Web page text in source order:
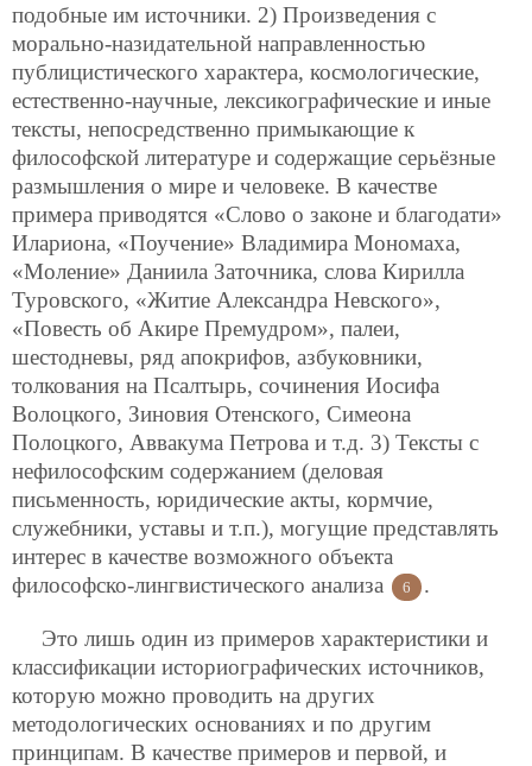
подобные им источники. 2) Произведения с
морально-назидательной направленностью
публицистического характера, космологические,
естественно-научные, лексикографические и иные
тексты, непосредственно примыкающие к
философской литературе и содержащие серьёзные
размышления о мире и человеке. В качестве
примера приводятся «Слово о законе и благодати»
Илариона, «Поучение» Владимира Мономаха,
«Моление» Даниила Заточника, слова Кирилла
Туровского, «Житие Александра Невского»,
«Повесть об Акире Премудром», палеи,
шестодневы, ряд апокрифов, азбуковники,
толкования на Псалтырь, сочинения Иосифа
Волоцкого, Зиновия Отенского, Симеона
Полоцкого, Аввакума Петрова и т.д. 3) Тексты с
нефилософским содержанием (деловая
письменность, юридические акты, кормчие,
служебники, уставы и т.п.), могущие представлять
интерес в качестве возможного объекта
философско-лингвистического анализа
6 .
Это лишь один из примеров характеристики и
классификации историографических источников,
которую можно проводить на других
методологических основаниях и по другим
принципам. В качестве примеров и первой, и